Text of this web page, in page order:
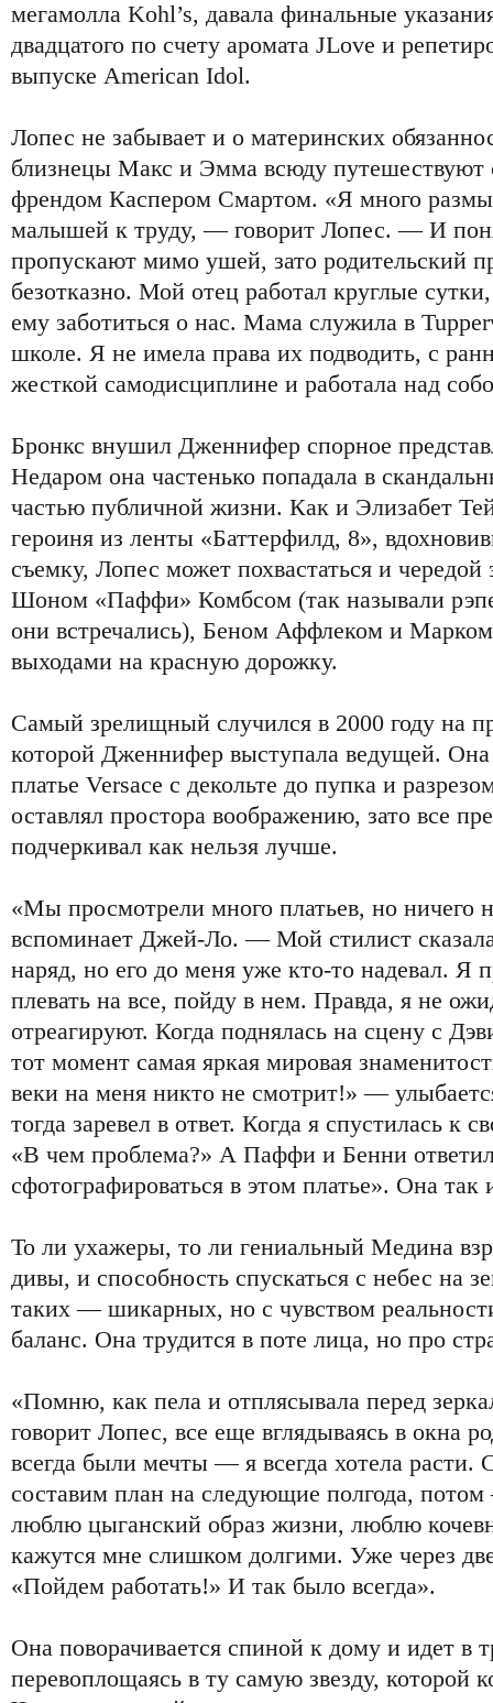
мегамолла Kohl’s, давала финальные
двадцатого по счету аромата JLove и
выпуске American Idol.
Лопес не забывает и о материнских
близнецы Макс и Эмма всюду путешествуют
френдом Каспером Смартом. «Я много
малышей к труду, — говорит Лопес. — И
пропускают мимо ушей, зато родительский
безотказно. Мой отец работал круглые
ему заботиться о нас. Мама служила в
школе. Я не имела права их подводить, с
жесткой самодисциплине и работала над
Бронкс внушил Дженнифер спорное
Недаром она частенько попадала в
частью публичной жизни. Как и Элизабет
героиня из ленты «Баттерфилд, 8»,
съемку, Лопес может похвастаться и
Шоном «Паффи» Комбсом (так называли
они встречались), Беном Аффлеком и
выходами на красную дорожку.
Самый зрелищный случился в 2000 году на
которой Дженнифер выступала ведущей.
платье Versace с декольте до пупка и
оставлял простора воображению, зато все
подчеркивал как нельзя лучше.
«Мы просмотрели много платьев, но ничего
вспоминает Джей-Ло. — Мой стилист
наряд, но его до меня уже кто-то надевал.
плевать на все, пойду в нем. Правда, я не
отреагируют. Когда поднялась на сцену с
тот момент самая яркая мировая
веки на меня никто не смотрит!» —
тогда заревел в ответ. Когда я спустилась к
«В чем проблема?» А Паффи и Бенни
сфотографироваться в этом платье». Она так
То ли ухажеры, то ли гениальный Медина
дивы, и способность спускаться с небес на
таких — шикарных, но с чувством
баланс. Она трудится в поте лица, но про
«Помню, как пела и отплясывала перед
говорит Лопес, все еще вглядываясь в окна
всегда были мечты — я всегда хотела
составим план на следующие полгода,
люблю цыганский образ жизни, люблю
кажутся мне слишком долгими. Уже через
«Пойдем работать!» И так было всегда».
Она поворачивается спиной к дому и идет в
перевоплощаясь в ту самую звезду, которой